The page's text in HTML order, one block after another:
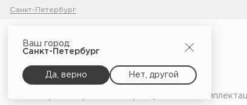
Санкт-Петербург
Ваш город:
Санкт-Петербург
Да, верно Нет, другой
Улучшенная